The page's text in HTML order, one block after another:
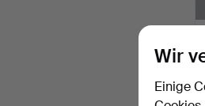
Wir
Einige